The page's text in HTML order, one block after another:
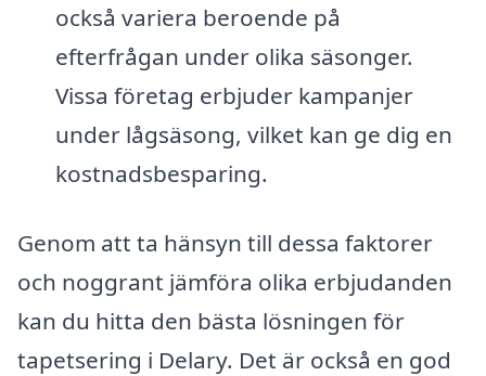
också variera beroende på
efterfrågan under olika säsonger.
Vissa företag erbjuder kampanjer
under lågsäsong, vilket kan ge dig en
kostnadsbesparing.
Genom att ta hänsyn till dessa faktorer
och noggrant jämföra olika erbjudanden
kan du hitta den bästa lösningen för
tapetsering i Delary. Det är också en god